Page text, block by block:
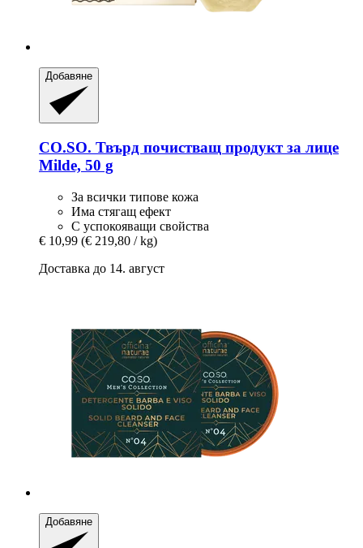
Добавяне
CO.SO. Твърд почистващ продукт за лице
Milde, 50 g
За всички типове кожа
Има стягащ ефект
С успокояващи свойства
€ 10,99 (€ 219,80 / kg)
Доставка до 14. август
Добавяне